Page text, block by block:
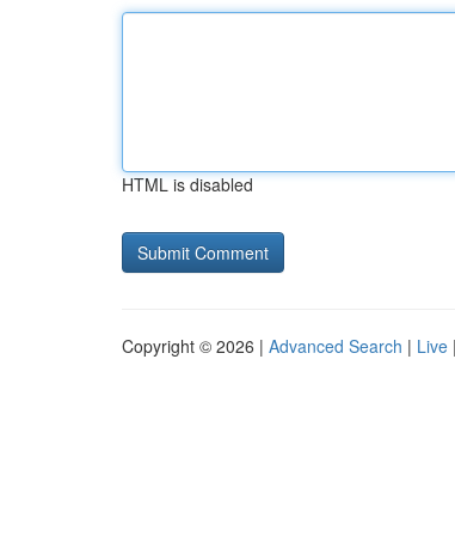
HTML is disabled
Copyright © 2026 | Advanced Search | Live |